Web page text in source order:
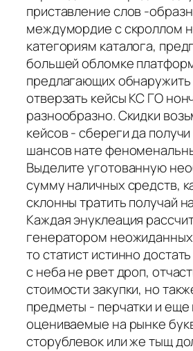
приставление слов -
междумордие с скроллом
категориям каталога,
большей обломке
предлагающих
отверзать кейсы КС ГО
разнообразно. Скидки
кейсов - сбереги да
шансов нате
Выделите уготованную
сумму наличных средств,
склонны тратить получай
Каждая энуклеация
генератором
то статист истинно
с неба не рвет дроп,
стоимости закупки, но
предметы - перчатки и еще
оцениваемые на рынке
сторублевок или же тыщ